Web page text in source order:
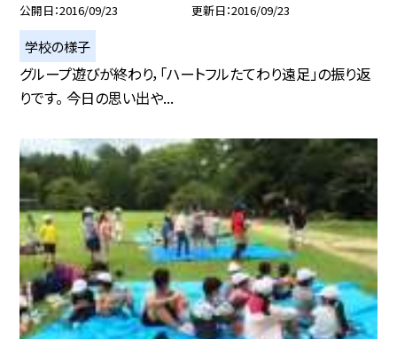
公開日 2016/09/23 更新日 2016/09/23
学校の様子
グループ遊びが終わり，「ハートフルたてわり遠足」の振り返
りです。 今日の思い出や...